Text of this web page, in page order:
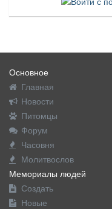
Основное
Главная
Новости
Питомцы
Форум
Часовня
Молитвослов
Мемориалы людей
Создать
Новые